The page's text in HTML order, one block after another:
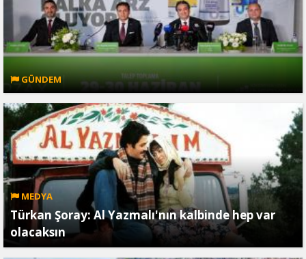
GÜNDEM
MEDYA
Türkan Şoray: Al Yazmalı'nın kalbinde hep var
olacaksın